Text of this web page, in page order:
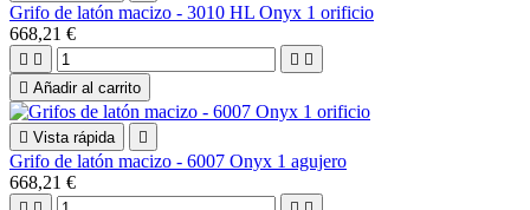
Grifo de latón macizo - 3010 HL Onyx 1 orificio
668,21 €
   
 Añadir al carrito
 Vista rápida 
Grifo de latón macizo - 6007 Onyx 1 agujero
668,21 €